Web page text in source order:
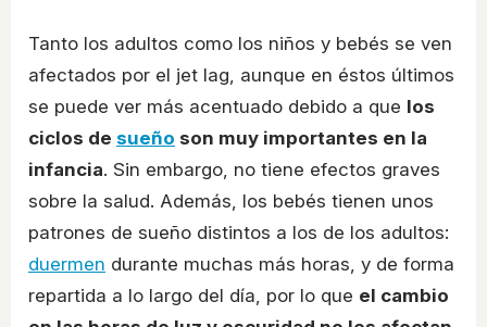
Tanto los adultos como los niños y bebés se ven
afectados por el jet lag, aunque en éstos últimos
se puede ver más acentuado debido a que los
ciclos de sueño son muy importantes en la
infancia. Sin embargo, no tiene efectos graves
sobre la salud. Además, los bebés tienen unos
patrones de sueño distintos a los de los adultos:
duermen durante muchas más horas, y de forma
repartida a lo largo del día, por lo que el cambio